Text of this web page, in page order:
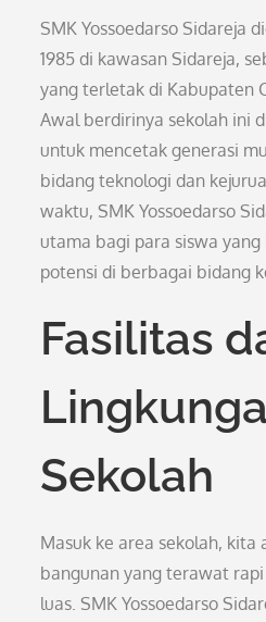
SMK Yossoedarso Sidareja
1985 di kawasan Sidareja,
yang terletak di Kabupaten
Awal berdirinya sekolah ini
untuk mencetak generasi
bidang teknologi dan
waktu, SMK Yossoedarso
utama bagi para siswa
potensi di berbagai bidang
Fasilitas
Sekolah
Masuk ke area sekolah, kita
bangunan yang terawat
luas. SMK Yossoedarso